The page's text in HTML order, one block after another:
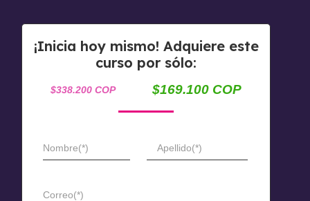
¡Inicia hoy mismo! Adquiere este
curso por sólo:
$338.200 COP $169.100 COP
Nombre(*) Apellido(*)
Correo(*)